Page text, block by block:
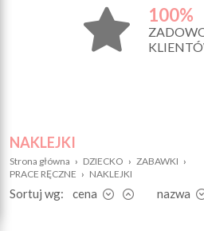
100%
NAKLEJKI
Strona główna › DZIECKO › ZABAWKI ›
PRACE RĘCZNE › NAKLEJKI
Sortuj wg: cena nazwa